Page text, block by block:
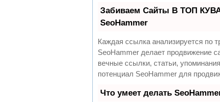
Забиваем Сайты В ТОП
SeoHammer
Каждая ссылка анализируется по
SeoHammer делает продвижение
вечные ссылки, статьи,
потенциал SeoHammer для
Что умеет делать